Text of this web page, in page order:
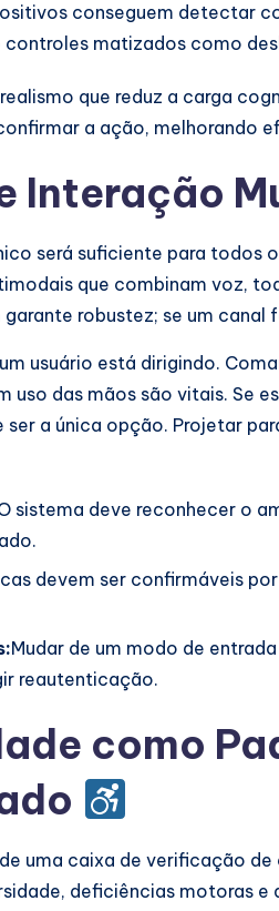
conseguem detectar
matizados como
que reduz a carga
a ação, melhorando
Interação
será suficiente para todos
que combinam voz,
robustez; se um canal
usuário está dirigindo.
uso das mãos são vitais. Se
a única opção. Projetar
sistema deve reconhecer o
devem ser confirmáveis
Mudar de um modo de
reautenticação.
como
uma caixa de verificação
deficiências motoras